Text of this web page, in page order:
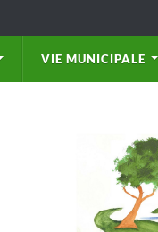
VIE MUNICIPALE